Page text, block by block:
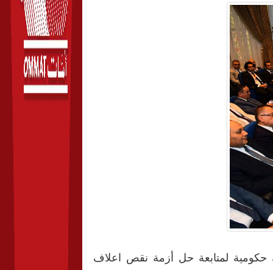
حكومية لمتابعة حل أزمة نقص اعلاف